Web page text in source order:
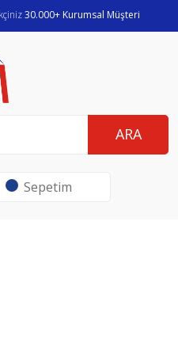
30.000+ Kurumsal Müşteri
ARA
Sepetim